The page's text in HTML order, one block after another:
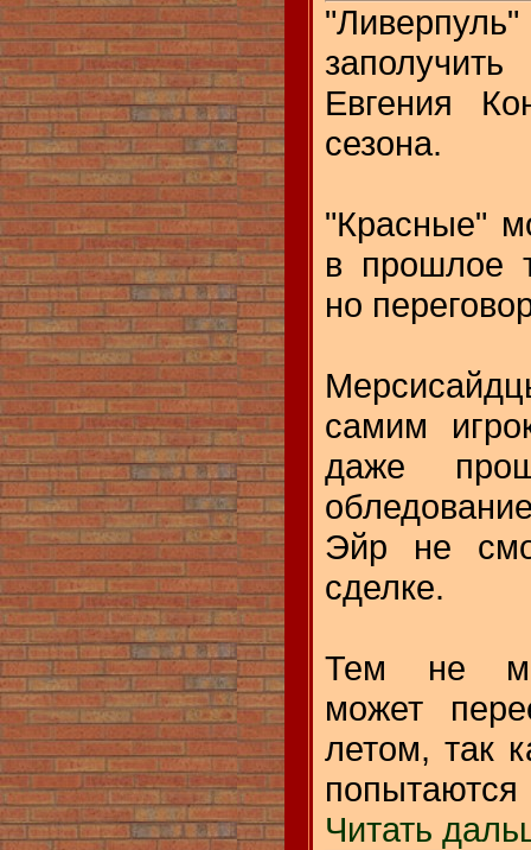
Евгения
сезона.
"Красные"
в прошлое
но
самим
даже
Эйр не
сделке.
Тем не
может
летом, так
Читать